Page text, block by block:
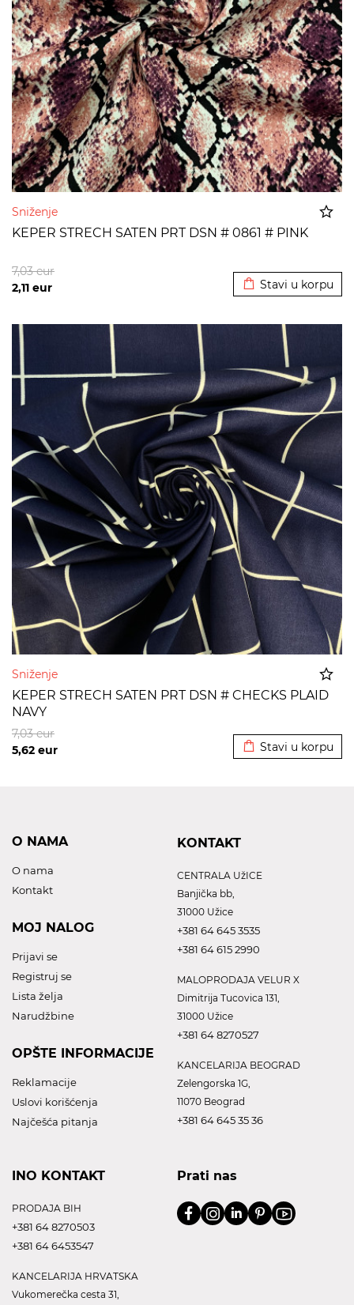
Sniženje
KEPER STRECH SATEN PRT DSN # 0861 # PINK
2,11 eur
7,03eur
Stavi u korpu
Sniženje
KEPER STRECH SATEN PRT DSN # CHECKS PLAID
NAVY
5,62 eur
7,03eur
Stavi u korpu
O NAMA
O nama
Kontakt
MOJ NALOG
Prijavi se
Registruj se
Lista želja
Narudžbine
OPŠTE INFORMACIJE
Reklamacije
Uslovi korišćenja
Najčešća pitanja
KONTAKT
CENTRALA UžICE
Banjička bb,
31000 Užice
+381 64 645 3535
+381 64 615 2990
MALOPRODAJA VELUR X
Dimitrija Tucovica 131,
31000 Užice
+381 64 8270527
KANCELARIJA BEOGRAD
Zelengorska 1G,
11070 Beograd
+381 64 645 35 36
INO KONTAKT
PRODAJA BIH
+381 64 8270503
+381 64 6453547
KANCELARIJA HRVATSKA
Vukomerečka cesta 31,
Prati nas